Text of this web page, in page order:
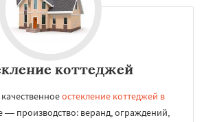
коттеджей
остекление коттеджей в
производство: веранд, ограждений,